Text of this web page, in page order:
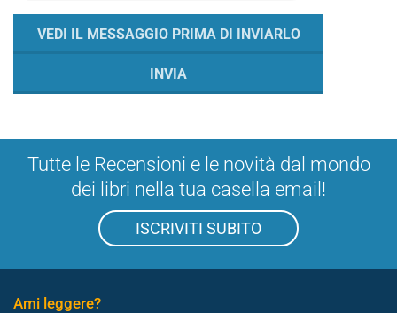
Tutte le Recensioni e le novità dal mondo
dei libri nella tua casella email!
ISCRIVITI SUBITO
Ami leggere?